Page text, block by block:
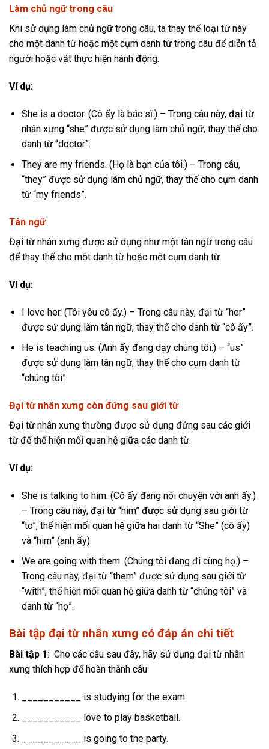
Làm chủ ngữ trong câu
Khi sử dụng làm chủ ngữ trong câu, ta thay thế loại từ này
cho một danh từ hoặc một cụm danh từ trong câu để diễn tả
người hoặc vật thực hiện hành động.
Ví dụ:
She is a doctor. (Cô ấy là bác sĩ.) – Trong câu này, đại từ
nhân xưng “she” được sử dụng làm chủ ngữ, thay thế cho
danh từ “doctor”.
They are my friends. (Họ là bạn của tôi.) – Trong câu,
“they” được sử dụng làm chủ ngữ, thay thế cho cụm danh
từ “my friends”.
Tân ngữ
Đại từ nhân xưng được sử dụng như một tân ngữ trong câu
để thay thế cho một danh từ hoặc một cụm danh từ.
Ví dụ:
I love her. (Tôi yêu cô ấy.) – Trong câu này, đại từ “her”
được sử dụng làm tân ngữ, thay thế cho danh từ “cô ấy”.
He is teaching us. (Anh ấy đang dạy chúng tôi.) – “us”
được sử dụng làm tân ngữ, thay thế cho cụm danh từ
“chúng tôi”.
Đại từ nhân xưng còn đứng sau giới từ
Đại từ nhân xưng thường được sử dụng đứng sau các giới
từ để thể hiện mối quan hệ giữa các danh từ.
Ví dụ:
She is talking to him. (Cô ấy đang nói chuyện với anh ấy.)
– Trong câu này, đại từ “him” được sử dụng sau giới từ
“to”, thể hiện mối quan hệ giữa hai danh từ “She” (cô ấy)
và “him” (anh ấy).
We are going with them. (Chúng tôi đang đi cùng họ.) –
Trong câu này, đại từ “them” được sử dụng sau giới từ
“with”, thể hiện mối quan hệ giữa danh từ “chúng tôi” và
danh từ “họ”.
Bài tập đại từ nhân xưng có đáp án chi tiết
Bài tập 1: Cho các câu sau đây, hãy sử dụng đại từ nhân
xưng thích hợp để hoàn thành câu
___________ is studying for the exam.
___________ love to play basketball.
___________ is going to the party.